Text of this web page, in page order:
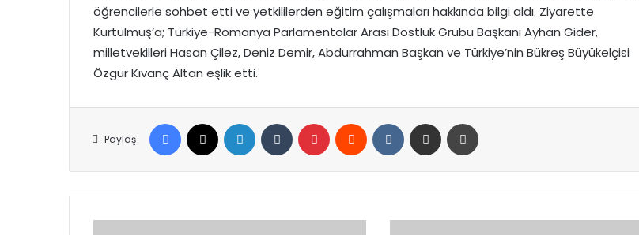
öğrencilerle sohbet etti ve yetkililerden eğitim çalışmaları hakkında bilgi aldı. Ziyarette
Kurtulmuş’a; Türkiye-Romanya Parlamentolar Arası Dostluk Grubu Başkanı Ayhan Gider,
milletvekilleri Hasan Çilez, Deniz Demir, Abdurrahman Başkan ve Türkiye’nin Bükreş Büyükelçisi
Özgür Kıvanç Altan eşlik etti.
Paylaş
Facebook LinkedIn Tumblr Pinterest Reddit VKontakteE-Posta ile paylaş